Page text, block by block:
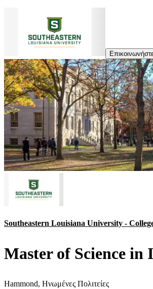
Southeastern Louisiana University -
Master of Science in
Hammond, Ηνωμένες Πολιτείες